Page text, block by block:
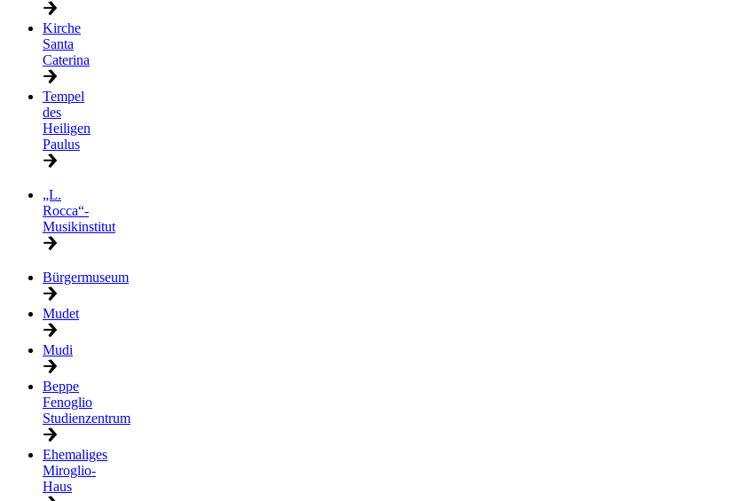
Kirche
Santa
Caterina
Tempel
des
Heiligen
Paulus
„L.
Rocca“-
Musikinstitut
Bürgermuseum
Mudet
Mudi
Beppe
Fenoglio
Studienzentrum
Ehemaliges
Miroglio-
Haus